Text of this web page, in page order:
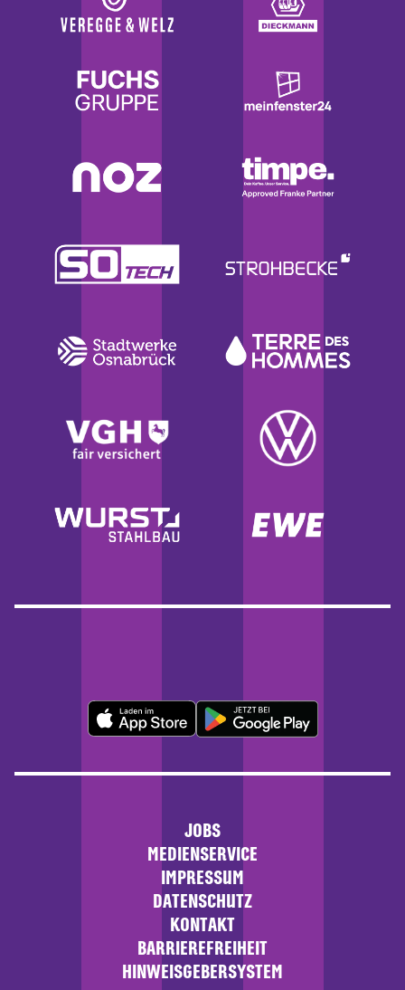
JOBS
MEDIENSERVICE
IMPRESSUM
DATENSCHUTZ
KONTAKT
BARRIEREFREIHEIT
HINWEISGEBERSYSTEM